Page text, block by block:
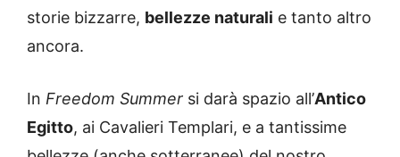
storie bizzarre, bellezze naturali e tanto altro
ancora.
In Freedom Summer si darà spazio all’Antico
Egitto, ai Cavalieri Templari, e a tantissime